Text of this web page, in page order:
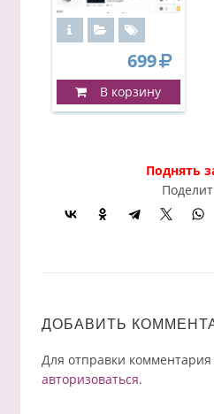
699
В корзину
Поднять
ДОБАВИТЬ
Для отправки
авторизоваться.